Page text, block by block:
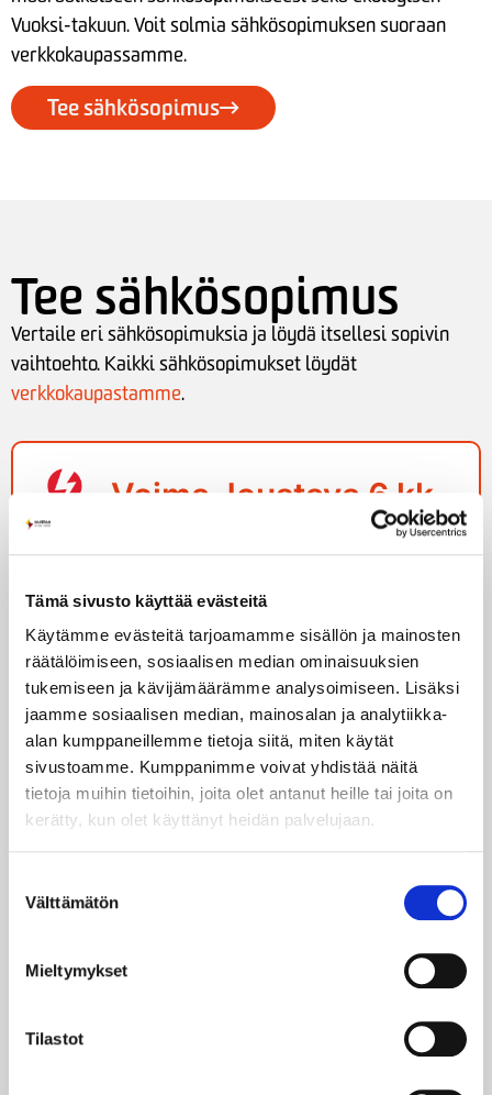
Tämä sivusto käyttää evästeitä
Käytämme evästeitä tarjoamamme sisällön ja mainosten
räätälöimiseen, sosiaalisen median ominaisuuksien
tukemiseen ja kävijämäärämme analysoimiseen. Lisäksi
jaamme sosiaalisen median, mainosalan ja analytiikka-
alan kumppaneillemme tietoja siitä, miten käytät
sivustoamme. Kumppanimme voivat yhdistää näitä
tietoja muihin tietoihin, joita olet antanut heille tai joita on
kerätty, kun olet käyttänyt heidän palvelujaan.
valinta
Välttämätön
Mieltymykset
Tilastot
Vuoksi-takuun. Voit solmia sähkösopimuksen suoraan
verkkokaupassamme.
Tee sähkösopimus
Tee sähkösopimus
Vertaile eri sähkösopimuksia ja löydä itsellesi sopivin
vaihtoehto. Kaikki sähkösopimukset löydät
verkkokaupastamme.
Voima Joustava 6 kk
13,89 snt/kWh
+/- kulutusvaikutus. Hinta sis. ALV 25,5 %
5,90 €/kk
Perusmaksu
Hinta sis. ALV 25,5 %
Määräaikainen sähkösopimus
Vuoksi-takuu